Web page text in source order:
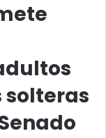
solteras